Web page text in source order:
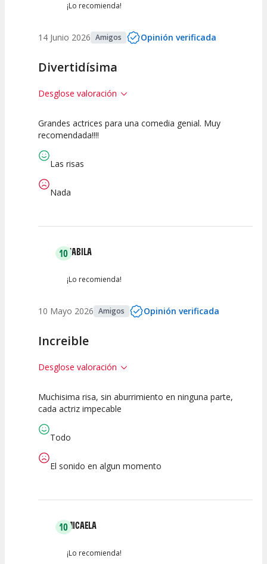
¡Lo recomienda!
14 Junio 2026 Amigos Opinión verificada
Divertidísima
Desglose valoración
10
Espectáculo
10 10
Grandes actrices para una comedia genial. Muy
recomendada!!!!
Las risas
Nada
10NABILA
¡Lo recomienda!
10 Mayo 2026 Amigos Opinión verificada
Increible
Desglose valoración
10
Espectáculo
10 10
Muchisima risa, sin aburrimiento en ninguna parte,
cada actriz impecable
Todo
El sonido en algun momento
10MICAELA
¡Lo recomienda!